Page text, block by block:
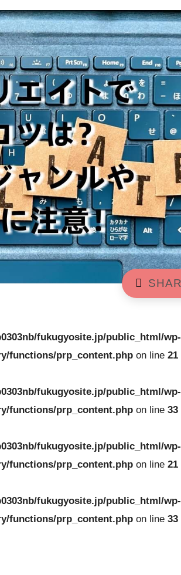
fukugyosite.jp/public_html/wp-
functions/prp_content.php on line 21
fukugyosite.jp/public_html/wp-
functions/prp_content.php on line 33
fukugyosite.jp/public_html/wp-
functions/prp_content.php on line 21
fukugyosite.jp/public_html/wp-
functions/prp_content.php on line 33